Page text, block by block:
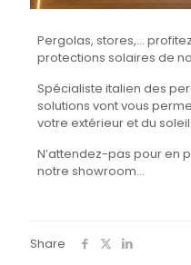
Pergolas, stores,…
protections solaires de
Spécialiste italien des
solutions vont vous
votre extérieur et du
N’attendez-pas pour en
notre showroom…
Share